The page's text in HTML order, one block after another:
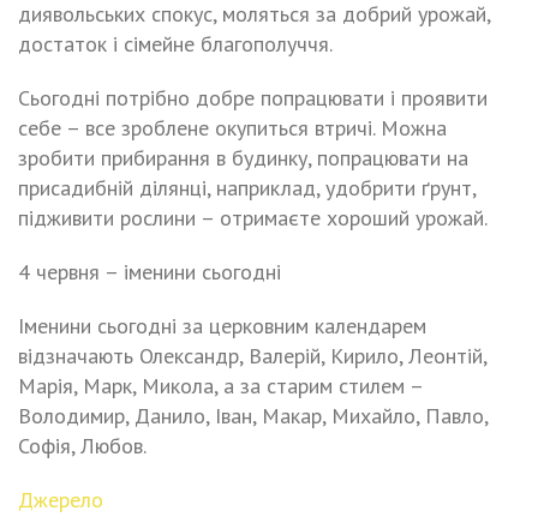
диявольських спокус, моляться за добрий урожай,
достаток і сімейне благополуччя.
Сьогодні потрібно добре попрацювати і проявити
себе – все зроблене окупиться втричі. Можна
зробити прибирання в будинку, попрацювати на
присадибній ділянці, наприклад, удобрити ґрунт,
підживити рослини – отримаєте хороший урожай.
4 червня – іменини сьогодні
Іменини сьогодні за церковним календарем
відзначають Олександр, Валерій, Кирило, Леонтій,
Марія, Марк, Микола, а за старим стилем –
Володимир, Данило, Іван, Макар, Михайло, Павло,
Софія, Любов.
Джерело